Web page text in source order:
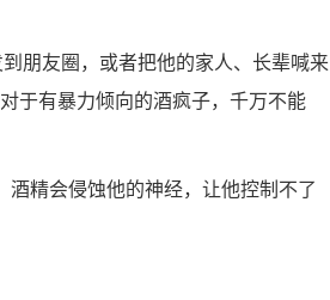
朋友圈，或者把他的家人、长辈喊来
于有暴力倾向的酒疯子，千万不能
精会侵蚀他的神经，让他控制不了